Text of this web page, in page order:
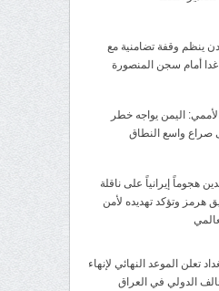
ينظم وقفة تضامنية مع
أمام سجن المنصورة
اليمن يواجه خطر
صراع واسع النطاق
هجوماً إيرانياً على ناقلة
هرمز وتؤكد تهديده لأمن
تعلن الموعد النهائي لإنهاء
الدولي في العراق